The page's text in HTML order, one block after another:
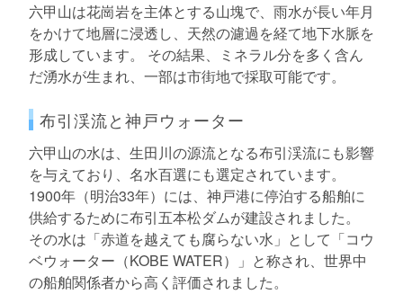
六甲山は花崗岩を主体とする山塊で、雨水が長い年月
をかけて地層に浸透し、天然の濾過を経て地下水脈を
形成しています。 その結果、ミネラル分を多く含ん
だ湧水が生まれ、一部は市街地で採取可能です。
布引渓流と神戸ウォーター
六甲山の水は、生田川の源流となる布引渓流にも影響
を与えており、名水百選にも選定されています。
1900年（明治33年）には、神戸港に停泊する船舶に
供給するために布引五本松ダムが建設されました。
その水は「赤道を越えても腐らない水」として「コウ
ベウォーター（KOBE WATER）」と称され、世界中
の船舶関係者から高く評価されました。